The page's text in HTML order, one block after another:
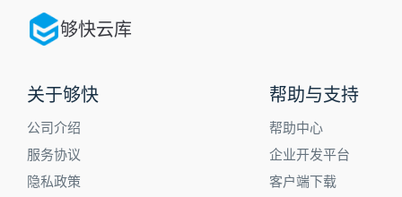
够快云库
关于够快
公司介绍
服务协议
隐私政策
帮助与支持
帮助中心
企业开发平台
客户端下载